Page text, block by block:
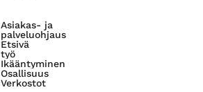
Asiakas- ja
palveluohjaus
Etsivä
työ
Ikääntyminen
Osallisuus
Verkostot